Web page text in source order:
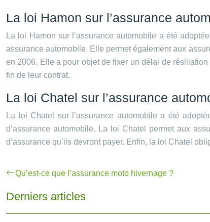
La loi Hamon sur l’assurance
La loi Hamon sur l’assurance automobile a été
assurance automobile. Elle permet également aux
en 2006. Elle a pour objet de fixer un délai de
fin de leur contrat.
La loi Chatel sur l’assurance
La loi Chatel sur l’assurance automobile a été
d’assurance automobile. La loi Chatel permet aux
d’assurance qu’ils devront payer. Enfin, la loi Chatel
Qu’est-ce que l’assurance moto hivernage ?
Derniers articles